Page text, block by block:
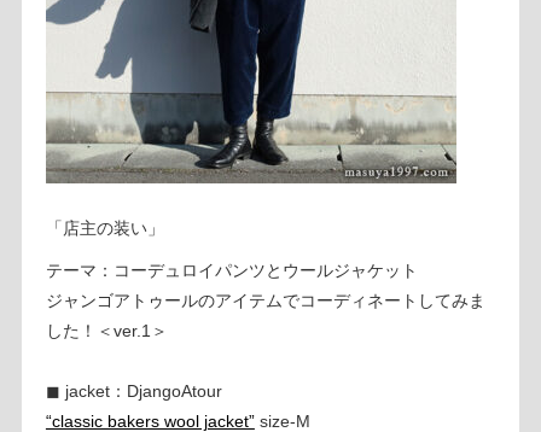
「店主の装い」
テーマ：コーデュロイパンツとウールジャケット
ジャンゴアトゥールのアイテムでコーディネートしてみま
した！＜ver.1＞
◼︎ jacket：DjangoAtour
“classic bakers wool jacket”size-M